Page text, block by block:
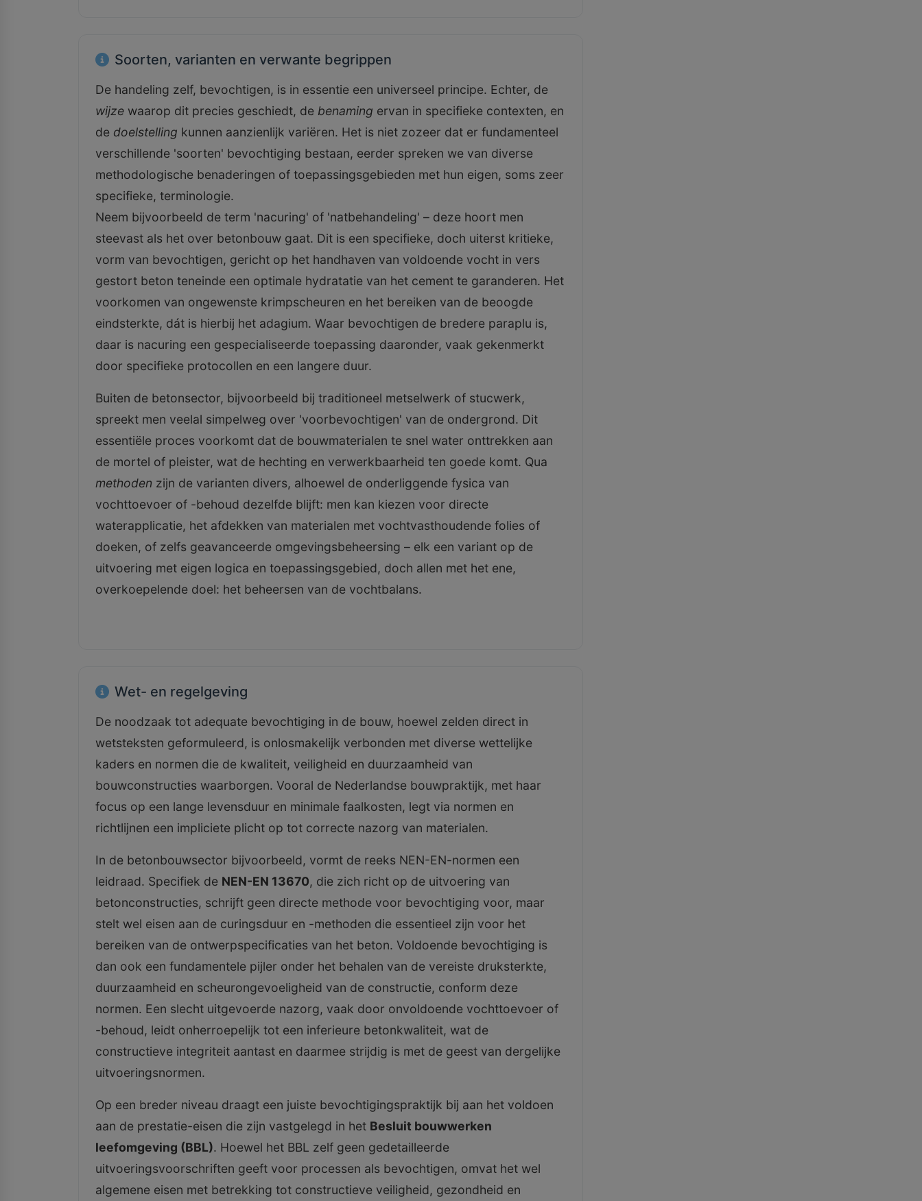
Soorten, varianten en verwante begrippen
De handeling zelf, bevochtigen, is in essentie een universeel principe. Echter, de
wijze waarop dit precies geschiedt, de benaming ervan in specifieke contexten, en
de doelstelling kunnen aanzienlijk variëren. Het is niet zozeer dat er fundamenteel
verschillende 'soorten' bevochtiging bestaan, eerder spreken we van diverse
methodologische benaderingen of toepassingsgebieden met hun eigen, soms zeer
specifieke, terminologie.
Neem bijvoorbeeld de term 'nacuring' of 'natbehandeling' – deze hoort men
steevast als het over betonbouw gaat. Dit is een specifieke, doch uiterst kritieke,
vorm van bevochtigen, gericht op het handhaven van voldoende vocht in vers
gestort beton teneinde een optimale hydratatie van het cement te garanderen. Het
voorkomen van ongewenste krimpscheuren en het bereiken van de beoogde
eindsterkte, dát is hierbij het adagium. Waar bevochtigen de bredere paraplu is,
daar is nacuring een gespecialiseerde toepassing daaronder, vaak gekenmerkt
door specifieke protocollen en een langere duur.
Buiten de betonsector, bijvoorbeeld bij traditioneel metselwerk of stucwerk,
spreekt men veelal simpelweg over 'voorbevochtigen' van de ondergrond. Dit
essentiële proces voorkomt dat de bouwmaterialen te snel water onttrekken aan
de mortel of pleister, wat de hechting en verwerkbaarheid ten goede komt. Qua
methoden zijn de varianten divers, alhoewel de onderliggende fysica van
vochttoevoer of -behoud dezelfde blijft: men kan kiezen voor directe
waterapplicatie, het afdekken van materialen met vochtvasthoudende folies of
doeken, of zelfs geavanceerde omgevingsbeheersing – elk een variant op de
uitvoering met eigen logica en toepassingsgebied, doch allen met het ene,
overkoepelende doel: het beheersen van de vochtbalans.
Wet- en regelgeving
De noodzaak tot adequate bevochtiging in de bouw, hoewel zelden direct in
wetsteksten geformuleerd, is onlosmakelijk verbonden met diverse wettelijke
kaders en normen die de kwaliteit, veiligheid en duurzaamheid van
bouwconstructies waarborgen. Vooral de Nederlandse bouwpraktijk, met haar
focus op een lange levensduur en minimale faalkosten, legt via normen en
richtlijnen een impliciete plicht op tot correcte nazorg van materialen.
In de betonbouwsector bijvoorbeeld, vormt de reeks NEN-EN-normen een
leidraad. Specifiek de NEN-EN 13670, die zich richt op de uitvoering van
betonconstructies, schrijft geen directe methode voor bevochtiging voor, maar
stelt wel eisen aan de curingsduur en -methoden die essentieel zijn voor het
bereiken van de ontwerpspecificaties van het beton. Voldoende bevochtiging is
dan ook een fundamentele pijler onder het behalen van de vereiste druksterkte,
duurzaamheid en scheurongevoeligheid van de constructie, conform deze
normen. Een slecht uitgevoerde nazorg, vaak door onvoldoende vochttoevoer of
-behoud, leidt onherroepelijk tot een inferieure betonkwaliteit, wat de
constructieve integriteit aantast en daarmee strijdig is met de geest van dergelijke
uitvoeringsnormen.
Op een breder niveau draagt een juiste bevochtigingspraktijk bij aan het voldoen
aan de prestatie-eisen die zijn vastgelegd in het Besluit bouwwerken
leefomgeving (BBL). Hoewel het BBL zelf geen gedetailleerde
uitvoeringsvoorschriften geeft voor processen als bevochtigen, omvat het wel
algemene eisen met betrekking tot constructieve veiligheid, gezondheid en